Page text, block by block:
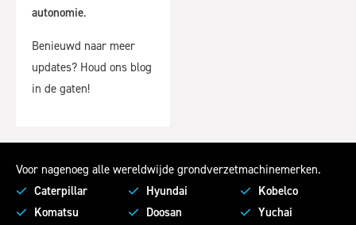
autonomie.
Benieuwd naar meer
updates? Houd ons blog
in de gaten!
Voor nagenoeg alle wereldwijde grondverzetmachinemerken.
Caterpillar
Komatsu
Hyundai
Doosan
Kobelco
Yuchai